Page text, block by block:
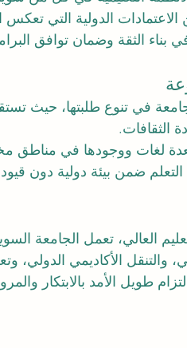
الدولية التي تعكس
بناء الثقة وضمان توافق
الثقافات.
لغات ووجودها في مناطق
ضمن بيئة دولية دون
العالي، تعمل الجامعة
والتنقل الأكاديمي الدولي،
طويل الأمد بالابتكار